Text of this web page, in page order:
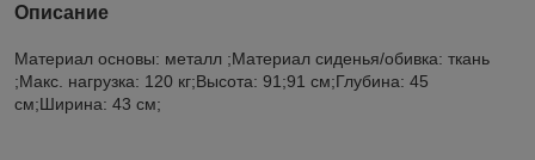
Описание
Материал основы: металл ;Материал сиденья/обивка: ткань
;Макс. нагрузка: 120 кг;Высота: 91;91 см;Глубина: 45
см;Ширина: 43 см;